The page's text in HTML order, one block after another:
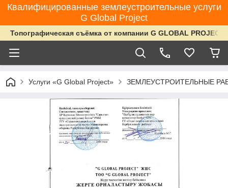
Квалифицированные землеустроительные услуги
G Global Project
Топографическая съёмка от компании G GLOBAL PROJECT
Услуги «G Global Project» ЗЕМЛЕУСТРОИТЕЛЬНЫЕ